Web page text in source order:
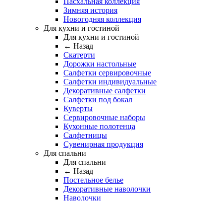
Зимняя история
Новогодняя коллекция
Для кухни и гостиной
Для кухни и гостиной
← Назад
Скатерти
Дорожки настольные
Салфетки сервировочные
Салфетки индивидуальные
Декоративные салфетки
Салфетки под бокал
Куверты
Сервировочные наборы
Кухонные полотенца
Салфетницы
Сувенирная продукция
Для спальни
Для спальни
← Назад
Постельное белье
Декоративные наволочки
Наволочки